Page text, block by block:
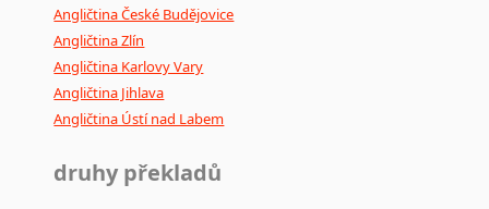
Angličtina České Budějovice
Angličtina Zlín
Angličtina Karlovy Vary
Angličtina Jihlava
Angličtina Ústí nad Labem
druhy překladů